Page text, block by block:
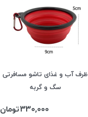
ظرف آب و غذای تاشو مسافرتی
سگ و گربه
330,000تومان